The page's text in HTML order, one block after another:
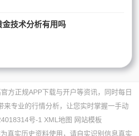
金技术分析有用吗
方正规APP下载与开户等资讯，同时每日
来专业的行情分析，让您实时掌握一手动
号-1 XML地图 网站模板
真实历史资料使用，请自实识别信息真实